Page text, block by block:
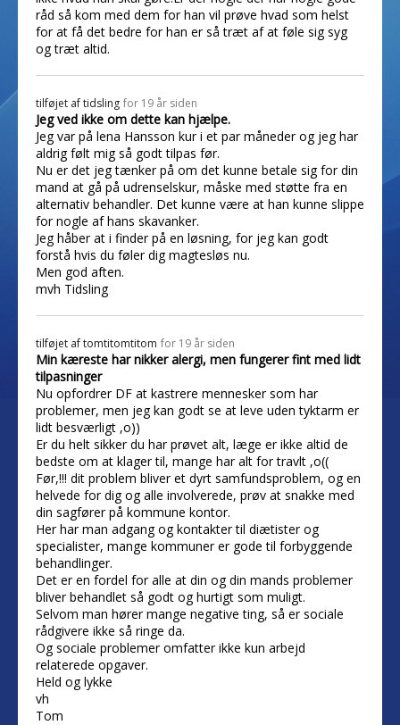
råd så kom med dem for han vil prøve hvad som helst
for at få det bedre for han er så træt af at føle sig syg
og træt altid.
tilføjet aftidsling for 19 år siden
Jeg ved ikke om dette kan hjælpe.
Jeg var på lena Hansson kur i et par måneder og jeg har
aldrig følt mig så godt tilpas før.
Nu er det jeg tænker på om det kunne betale sig for din
mand at gå på udrenselskur, måske med støtte fra en
alternativ behandler. Det kunne være at han kunne slippe
for nogle af hans skavanker.
Jeg håber at i finder på en løsning, for jeg kan godt
forstå hvis du føler dig magtesløs nu.
Men god aften.
mvh Tidsling
tilføjet aftomtitomtitom for 19 år siden
Min kæreste har nikker alergi, men fungerer fint med lidt
tilpasninger
Nu opfordrer DF at kastrere mennesker som har
problemer, men jeg kan godt se at leve uden tyktarm er
lidt besværligt ,o))
Er du helt sikker du har prøvet alt, læge er ikke altid de
bedste om at klager til, mange har alt for travlt ,o((
Før,!!! dit problem bliver et dyrt samfundsproblem, og en
helvede for dig og alle involverede, prøv at snakke med
din sagfører på kommune kontor.
Her har man adgang og kontakter til diætister og
specialister, mange kommuner er gode til forbyggende
behandlinger.
Det er en fordel for alle at din og din mands problemer
bliver behandlet så godt og hurtigt som muligt.
Selvom man hører mange negative ting, så er sociale
rådgivere ikke så ringe da.
Og sociale problemer omfatter ikke kun arbejd
relaterede opgaver.
Held og lykke
vh
Tom